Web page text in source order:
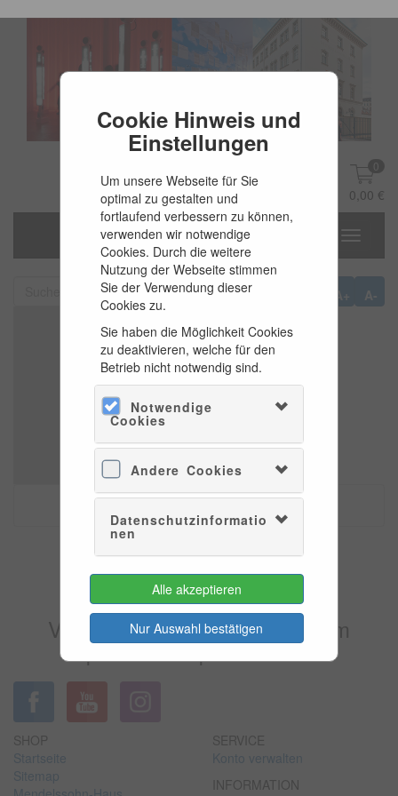
Cookie Hinweis und
Einstellungen
Um unsere Webseite für Sie
optimal zu gestalten und
fortlaufend verbessern zu können,
verwenden wir notwendige
Cookies. Durch die weitere
Nutzung der Webseite stimmen
Sie der Verwendung dieser
Cookies zu.
Sie haben die Möglichkeit Cookies
zu deaktivieren, welche für den
Betrieb nicht notwendig sind.
Notwendige
Cookies
Andere Cookies
Datenschutzinformatio
nen
Alle akzeptieren
Nur Auswahl bestätigen
DE
0
0,00 €
Toggle
A-
A+
Es konnten leider keine Tarife
gefunden werden.
Versuchen Sie es bitte zu einem
späteren Zeitpunkt wieder.
SHOP
Startseite
Sitemap
SERVICE
Konto verwalten
INFORMATION